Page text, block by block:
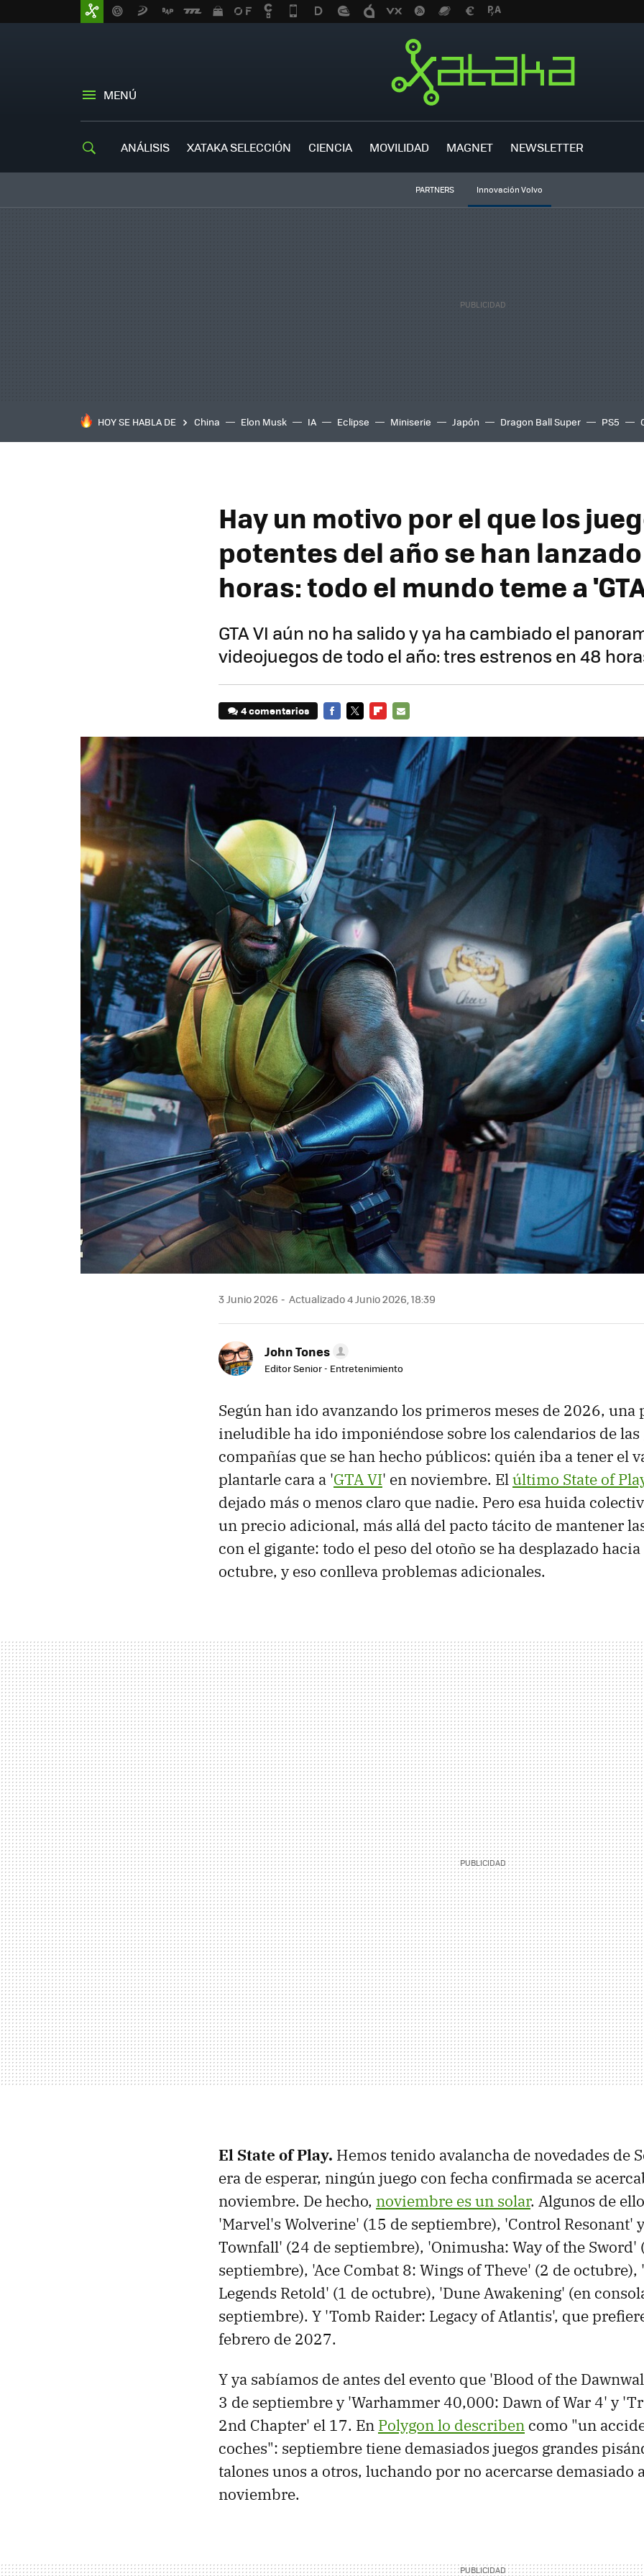
MENÚ
ANÁLISIS XATAKA SELECCIÓN CIENCIA MOVILIDAD MAGNET NEWSLETTER
PARTNERS Innovación Volvo
HOY SE HABLA DE China Elon Musk IA Eclipse Miniserie Japón Dragon Ball Super PS5
Hay un motivo por el que los
potentes del año se han
horas: todo el mundo teme a
GTA VI aún no ha salido y ya ha cambiado el
videojuegos de todo el año: tres estrenos en 48
4 comentarios
MAIL
3 Junio 2026 Actualizado 4 Junio 2026, 18:39
John Tones
Editor Senior - Entretenimiento
Según han ido avanzando los primeros meses de 2026, una
ineludible ha ido imponiéndose sobre los calendarios de las
compañías que se han hecho públicos: quién iba a tener el
plantarle cara a 'GTA VI' en noviembre. Elúltimo State of
dejado más o menos claro que nadie. Pero esa huida
un precio adicional, más allá del pacto tácito de mantener
con el gigante: todo el peso del otoño se ha desplazado
octubre, y eso conlleva problemas adicionales.
El State of Play. Hemos tenido avalancha de novedades de
era de esperar, ningún juego con fecha confirmada se
noviembre. De hecho, noviembre es un solar. Algunos de
'Marvel's Wolverine' (15 de septiembre), 'Control Resonant'
Townfall' (24 de septiembre), 'Onimusha: Way of the Sword'
septiembre), 'Ace Combat 8: Wings of Theve' (2 de octubre),
Legends Retold' (1 de octubre), 'Dune Awakening' (en
septiembre). Y 'Tomb Raider: Legacy of Atlantis', que
febrero de 2027.
Y ya sabíamos de antes del evento que 'Blood of the
3 de septiembre y 'Warhammer 40,000: Dawn of War 4' y
2nd Chapter' el 17. En Polygon lo describen como "un
coches": septiembre tiene demasiados juegos grandes
talones unos a otros, luchando por no acercarse demasiado
noviembre.